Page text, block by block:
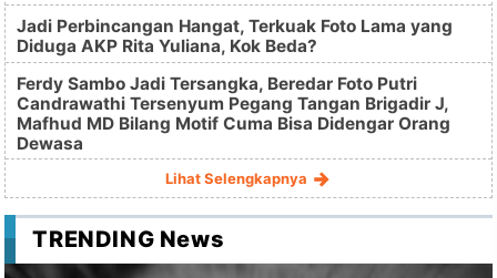
Jadi Perbincangan Hangat, Terkuak Foto Lama yang
Diduga AKP Rita Yuliana, Kok Beda?
Ferdy Sambo Jadi Tersangka, Beredar Foto Putri
Candrawathi Tersenyum Pegang Tangan Brigadir J,
Mafhud MD Bilang Motif Cuma Bisa Didengar Orang
Dewasa
Lihat Selengkapnya
TRENDING News